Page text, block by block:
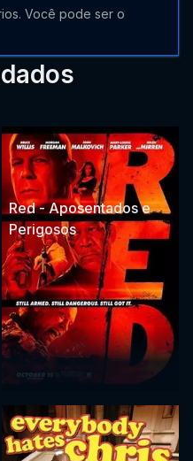
Você pode ser o
Red - Aposentados e
Perigosos